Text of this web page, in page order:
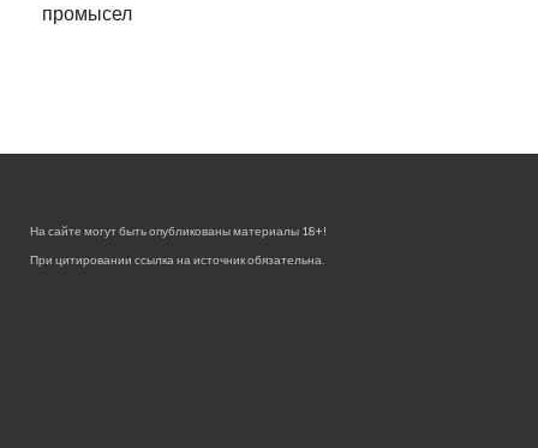
промысел
На сайте могут быть опубликованы материалы 18+!
При цитировании ссылка на источник обязательна.